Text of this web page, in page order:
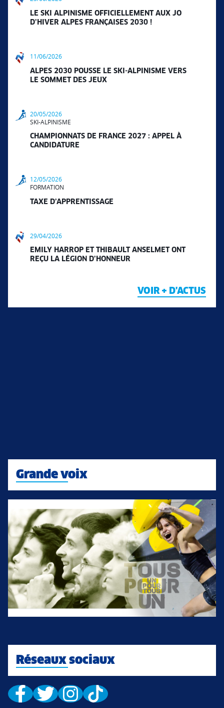
LE SKI ALPINISME OFFICIELLEMENT AUX JO
D’HIVER ALPES FRANÇAISES 2030 !
11/06/2026
ALPES 2030 POUSSE LE SKI-ALPINISME VERS
LE SOMMET DES JEUX
20/05/2026
SKI-ALPINISME
CHAMPIONNATS DE FRANCE 2027 : APPEL À
CANDIDATURE
12/05/2026
FORMATION
TAXE D’APPRENTISSAGE
29/04/2026
EMILY HARROP ET THIBAULT ANSELMET ONT
REÇU LA LÉGION D’HONNEUR
VOIR + D'ACTUS
Grande voix
Réseaux sociaux